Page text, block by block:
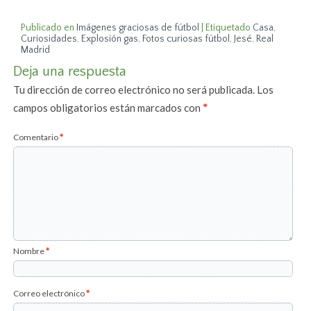
Publicado en Imágenes graciosas de fútbol Etiquetado Casa,
Curiosidades, Explosión gas, Fotos curiosas fútbol , Jesé, Real
Madrid
Deja una respuesta
Tu dirección de correo electrónico no será publicada. Los
campos obligatorios están marcados con*
Comentario*
Nombre*
Correo electrónico*